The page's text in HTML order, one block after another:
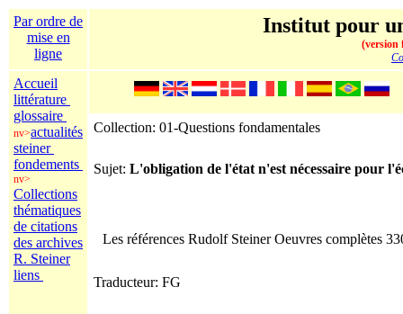
Par ordre de
mise en
ligne
Institut pour
(version
Accueil
littérature
glossaire
nv>actualités
steiner
fondements
nv>
Collections
thématiques
de citations
des archives
R. Steiner
liens
Collection: 01-Questions fondamentales
Sujet: L'obligation de l'état n'est nécessaire pour
Les références Rudolf Steiner Oeuvres complètes
Traducteur: FG